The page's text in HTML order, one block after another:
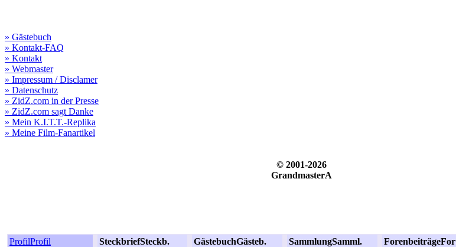
» Gästebuch
» Kontakt-FAQ
» Kontakt
» Webmaster
» Impressum / Disclamer
» Datenschutz
» ZidZ.com in der Presse
» ZidZ.com sagt Danke
» Mein K.I.T.T.-Replika
» Meine Film-Fanartikel
© 2001-2026
GrandmasterA
ProfilProfil SteckbriefSteckb. GästebuchGästeb. SammlungSamml. Forenbeiträge